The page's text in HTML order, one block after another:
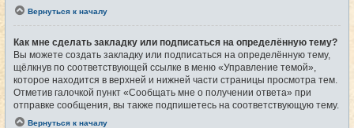
Вернуться к началу
Как мне сделать закладку или подписаться на определённую тему?
Вы можете создать закладку или подписаться на определённую тему,
щёлкнув по соответствующей ссылке в меню «Управление темой»,
которое находится в верхней и нижней части страницы просмотра тем.
Отметив галочкой пункт «Сообщать мне о получении ответа» при
отправке сообщения, вы также подпишетесь на соответствующую тему.
Вернуться к началу